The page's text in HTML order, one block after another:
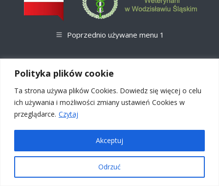
Polityka plików cookie
Ta strona używa plików Cookies. Dowiedz się więcej o celu
ich używania i możliwości zmiany ustawień Cookies w
przeglądarce. Czytaj
Odrzuć
Akceptuj
Poprzednio używane menu 1
Designed by